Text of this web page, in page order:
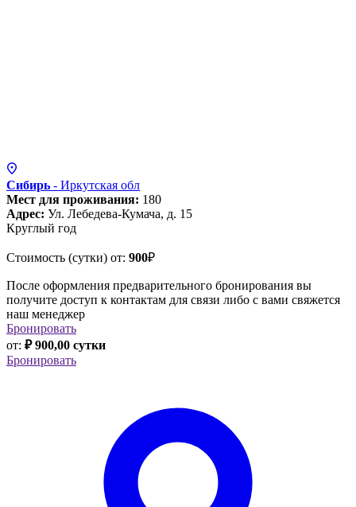
Сибирь - Иркутская обл
Мест для проживания: 180
Адрес: Ул. Лебедева-Кумача, д. 15
Круглый год
Стоимость (сутки) от: 900₽
После оформления предварительного бронирования вы
получите доступ к контактам для связи либо с вами свяжется
наш менеджер
Бронировать
от: ₽ 900,00 сутки
Бронировать